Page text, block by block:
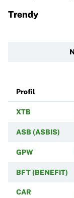
Trendy
Profil
XTB
ASB (ASBIS)
GPW
BFT (BENEFIT)
CAR